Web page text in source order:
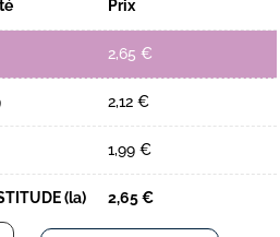
Prix
2,65 €
2,12 €
1,99 €
(la) 2,65€